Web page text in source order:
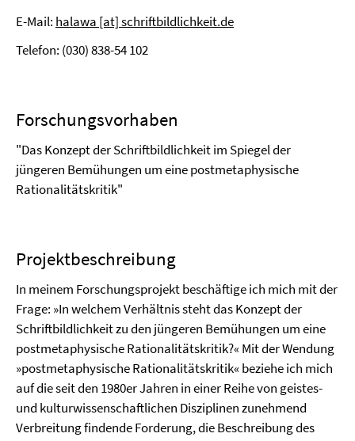
E-Mail: halawa [at] schriftbildlichkeit.de
Telefon: (030) 838-54 102
Forschungsvorhaben
"Das Konzept der Schriftbildlichkeit im Spiegel der
jüngeren Bemühungen um eine postmetaphysische
Rationalitätskritik"
Projektbeschreibung
In meinem Forschungsprojekt beschäftige ich mich mit der
Frage: »In welchem Verhältnis steht das Konzept der
Schriftbildlichkeit zu den jüngeren Bemühungen um eine
postmetaphysische Rationalitätskritik?« Mit der Wendung
»postmetaphysische Rationalitätskritik« beziehe ich mich
auf die seit den 1980er Jahren in einer Reihe von geistes-
und kulturwissenschaftlichen Disziplinen zunehmend
Verbreitung findende Forderung, die Beschreibung des